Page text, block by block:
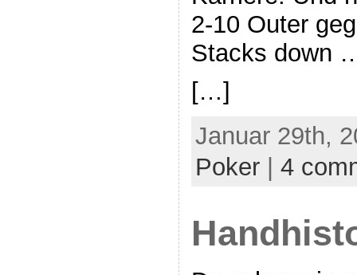
2-10 Outer
Stacks down
[…]
Januar 29th,
Poker| 4